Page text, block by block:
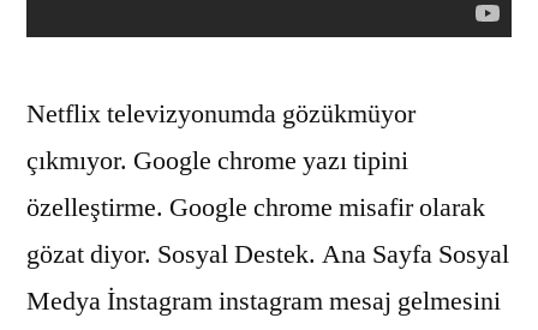
Netflix televizyonumda gözükmüyor
çıkmıyor. Google chrome yazı tipini
özelleştirme. Google chrome misafir olarak
gözat diyor. Sosyal Destek. Ana Sayfa Sosyal
Medya İnstagram instagram mesaj gelmesini